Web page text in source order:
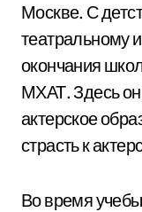
Москве. С
театральному
окончания
МХАТ. Здесь
актерское
страсть к
Во время